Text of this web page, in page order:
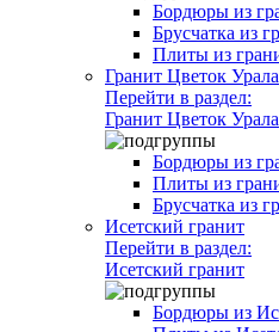
Бордюры из
Брусчатка из
Плиты из
Гранит Цветок Урала
Перейти в раздел:
Гранит Цветок Урала
Бордюры из
Плиты из
Брусчатка из
Исетский гранит
Перейти в раздел:
Исетский гранит
Бордюры из